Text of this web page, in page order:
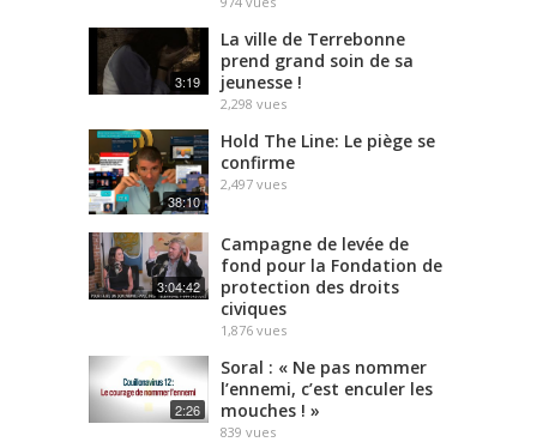
3:19
La ville de Terrebonne
prend grand soin de sa
jeunesse !
2,298 vues
38:10
Hold The Line: Le piège se
confirme
2,497 vues
3:04:42
Campagne de levée de
fond pour la Fondation de
protection des droits
civiques
1,876 vues
2:26
Soral : « Ne pas nommer
l’ennemi, c’est enculer les
mouches ! »
839 vues